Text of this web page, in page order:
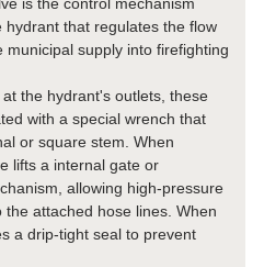
hydrant that regulates the flow
municipal supply into firefighting
the hydrant's outlets, these
with a special wrench that
or square stem. When
lifts a internal gate or
allowing high-pressure
the attached hose lines. When
a drip-tight seal to prevent